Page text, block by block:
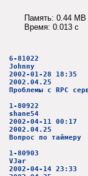
Память: 0.44 MB
Время: 0.013 c
6-81022
Johnny
2002-01-28 18:35
2002.04.25
Проблемы с RPC
1-80922
shane54
2002-04-11 00:17
2002.04.25
Вопрос по таймеру
1-80903
VJar
2002-04-14 23:33